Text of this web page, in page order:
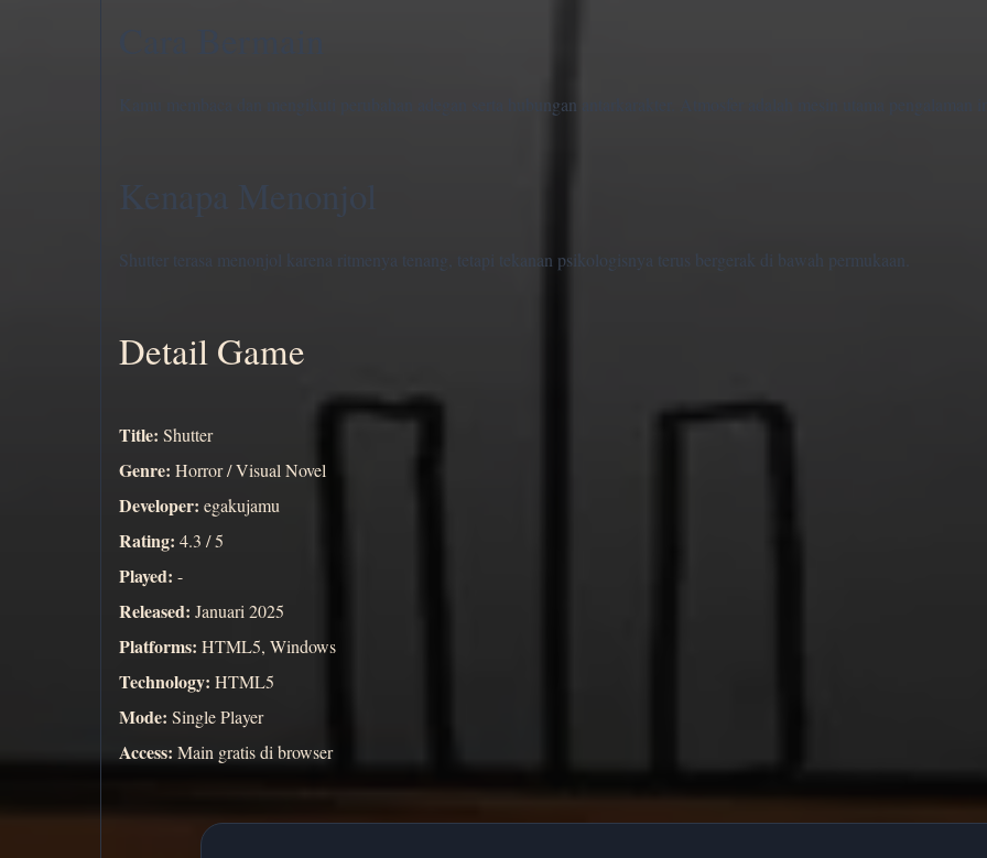
Kamu membaca dan mengikuti perubahan adegan serta hubungan antarkarakter. Atmosfer adalah mesin utama pengalaman
Kenapa Menonjol
Shutter terasa menonjol karena ritmenya tenang, tetapi tekanan psikologisnya terus bergerak di bawah permukaan.
Detail Game
Title: Shutter
Genre: Horror / Visual Novel
Developer: egakujamu
Rating: 4.3 / 5
Played: -
Released: Januari 2025
Platforms: HTML5, Windows
Technology: HTML5
Mode: Single Player
Access: Main gratis di browser